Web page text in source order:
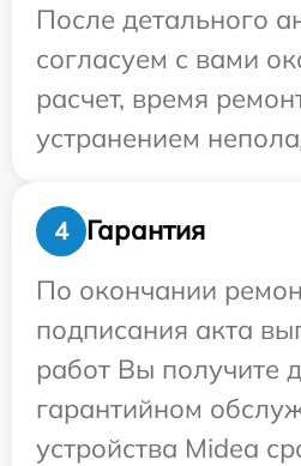
После детального
согласуем с вами
расчет, время
устранением
4
Гарантия
По окончании
подписания акта
работ Вы получите
гарантийном
устройства Midea